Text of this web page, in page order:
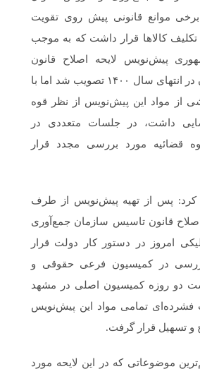
برخی موانع قانونی پیش روی تقویت
تکلیف کالاها قرار داشت که به موجب
پیش‌نویس لایحه اصلاح قانون
تاسیس این سازمان در انتهای سال ۱۴۰۰ تصویب شد اما با
از مواد این پیش‌نویس از نظر قوه
داشت، در جلسات متعددی در
قضائیه مورد بررسی مجدد قرار
کرد: پس از تهیه پیش‌نویس از طرف
اصلاح قانون تاسیس سازمان جمع‌آوری
امروز در دستور کار دولت قرار
در کمیسیون فرعی حقوقی و
دو روزه کمیسیون اصلی در مشهد
فشرده‌ای تمامی مواد این پیش‌نویس
و تسهیل قرار گرفت.
موضوعاتی که در این لایحه مورد